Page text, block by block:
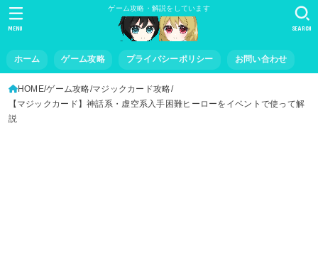
ゲーム攻略・解説をしています
ホーム ゲーム攻略 プライバシーポリシー お問い合わせ
SEARCH
MENU
HOME ゲーム攻略 マジックカード攻略
【マジックカード】神話系・虚空系入手困難ヒーローをイベントで使って解
説